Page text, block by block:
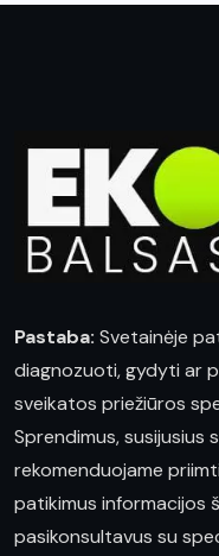
Pastaba: Svetainėje
diagnozuoti, gydyti ar
sveikatos priežiūros
Sprendimus, susijusius
rekomenduojame
patikimus informacijos
pasikonsultavus su